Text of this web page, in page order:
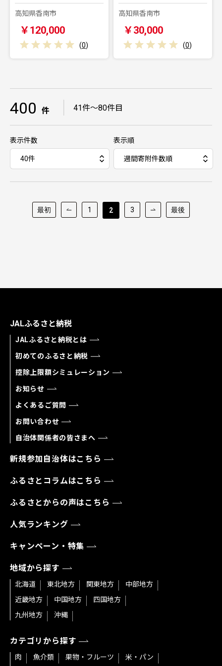
高知県香南市
￥120,000
(0)
高知県香南市
￥30,000
(0)
400 件 41件～80件目
表示件数 表示順
最初 1 2 3 最後
JALふるさと納税
JALふるさと納税とは
初めてのふるさと納税
控除上限額シミュレーション
お知らせ
よくあるご質問
お問い合わせ
自治体関係者の皆さまへ
新規参加自治体はこちら
ふるさとコラムはこちら
ふるさとからの声はこちら
人気ランキング
キャンペーン・特集
地域から探す
北海道 東北地方 関東地方
中部地方
近畿地方
中国地方
四国地方
九州地方
沖縄
カテゴリから探す
肉 魚介類 果物・フルーツ
米・パン